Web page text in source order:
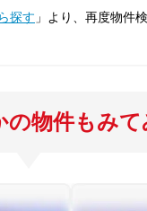
探す 」 より、再度物件
の物件もみて